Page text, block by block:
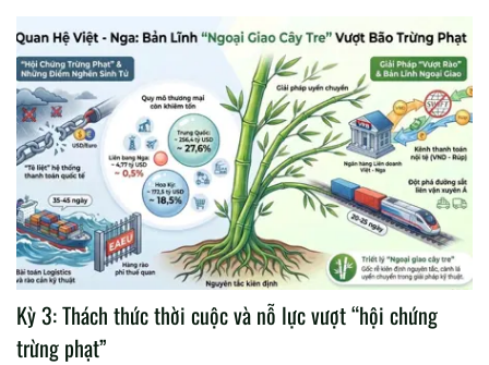
Kỳ 3: Thách thức thời cuộc và nỗ lực vượt “hội chứng
trừng phạt”